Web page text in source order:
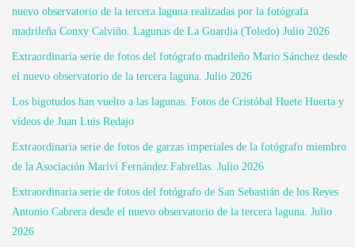
nuevo observatorio de la tercera laguna realizadas por la fotógrafa
madrileña Conxy Calviño. Lagunas de La Guardia (Toledo) Julio 2026
Extraordinaria serie de fotos del fotógrafo madrileño Mario Sánchez desde
el nuevo observatorio de la tercera laguna. Julio 2026
Los bigotudos han vuelto a las lagunas. Fotos de Cristóbal Huete Huerta y
vídeos de Juan Luis Redajo
Extraordinaria serie de fotos de garzas imperiales de la fotógrafo miembro
de la Asociación Mariví Fernández Fabrellas. Julio 2026
Extraordinaria serie de fotos del fotógrafo de San Sebastián de los Reyes
Antonio Cabrera desde el nuevo observatorio de la tercera laguna. Julio
2026